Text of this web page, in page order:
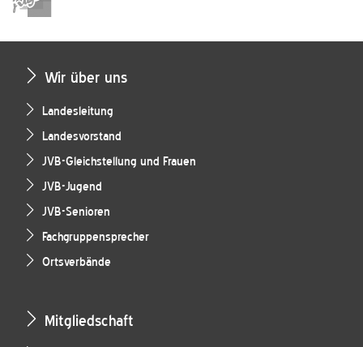
Wir über uns
Landesleitung
Landesvorstand
JVB-Gleichstellung und Frauen
JVB-Jugend
JVB-Senioren
Fachgruppensprecher
Ortsverbände
Mitgliedschaft